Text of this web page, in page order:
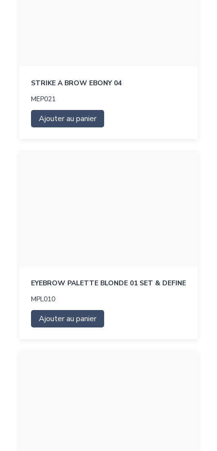
STRIKE A BROW EBONY 04
MEP021
Ajouter au panier
EYEBROW PALETTE BLONDE 01 SET & DEFINE
MPL010
Ajouter au panier